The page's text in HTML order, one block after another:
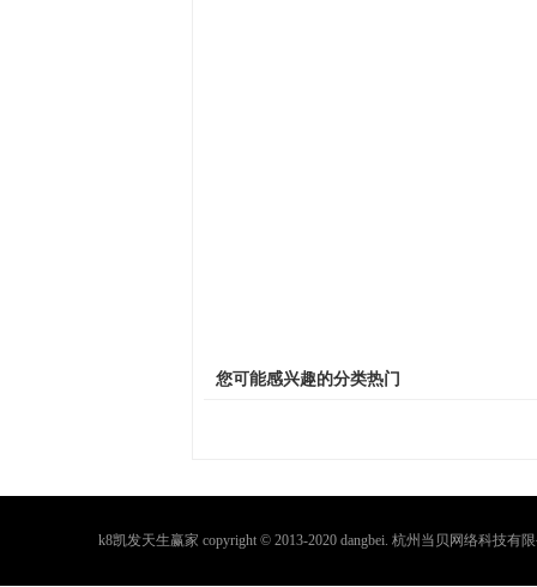
您可能感兴趣的分类热门
k8凯发天生赢家 copyright © 2013-2020 dangbei. 杭州当贝网络科技